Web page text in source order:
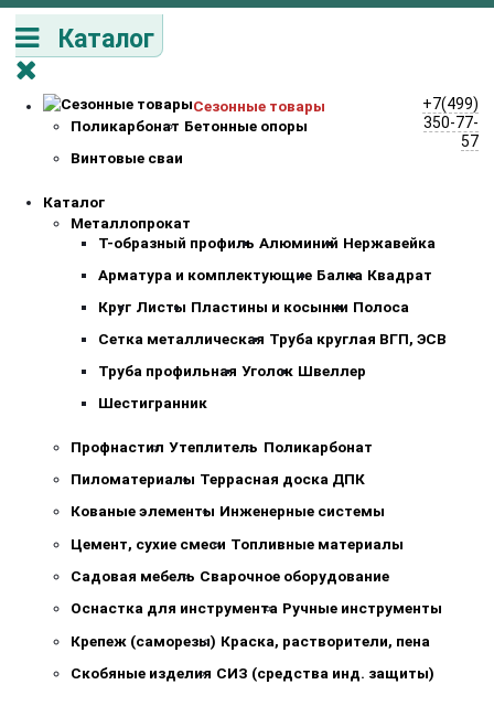
Каталог
Сезонные товары
Поликарбонат Бетонные опоры
Винтовые сваи
Каталог
Металлопрокат
Т-образный профиль Алюминий Нержавейка
Арматура и комплектующие Балка Квадрат
Круг Листы Пластины и косынки Полоса
Сетка металлическая Труба круглая ВГП, ЭСВ
Труба профильная Уголок Швеллер
Шестигранник
Профнастил Утеплитель Поликарбонат
Пиломатериалы Террасная доска ДПК
Кованые элементы Инженерные системы
Цемент, сухие смеси Топливные материалы
Садовая мебель Сварочное оборудование
Оснастка для инструмента Ручные инструменты
Крепеж (саморезы) Краска, растворители, пена
Скобяные изделия СИЗ (средства инд. защиты)
+7(499)
350-77-
57